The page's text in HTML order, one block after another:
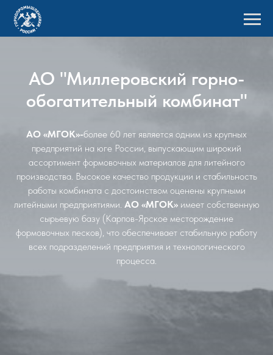
АО "Миллеровский горно-
обогатительный комбинат"
АО «МГОК»-более 60 лет является одним из крупных
предприятий на юге России, выпускающим широкий
ассортимент формовочных материалов для литейного
производства. Высокое качество продукции и стабильность
работы комбината с достоинством оценены крупными
литейными предприятиями. АО «МГОК»имеет собственную
сырьевую базу (Карпов-Ярское месторождение
формовочных песков), что обеспечивает стабильную работу
всех подразделений предприятия и технологического
процесса.